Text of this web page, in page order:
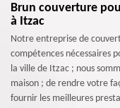
Brun couverture
à Itzac
Notre entreprise de
compétences nécessaires
la ville de Itzac ; nous
maison ; de rendre votre
fournir les meilleures